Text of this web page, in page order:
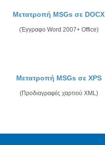
Μετατροπή MSGs σε DOCX
(Έγγραφο Word 2007+ Office)
Μετατροπή MSGs σε XPS
(Προδιαγραφές χαρτιού XML)